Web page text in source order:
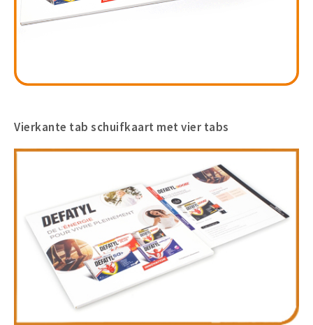
Vierkante tab schuifkaart met vier tabs